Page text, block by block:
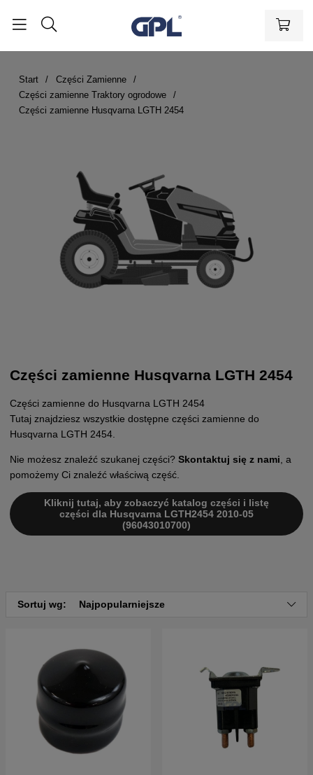
Start
Części Zamienne
Części zamienne Traktory ogrodowe
Części zamienne Husqvarna LGTH 2454
Części zamienne Husqvarna LGTH 2454
Części zamienne do Husqvarna LGTH 2454
Tutaj znajdziesz wszystkie dostępne części zamienne do
Husqvarna LGTH 2454.
Nie możesz znaleźć szukanej części? Skontaktuj się z nami , a
pomożemy Ci znaleźć właściwą część.
Kliknij tutaj, aby zobaczyć katalog części i listę
części dla Husqvarna LGTH2454 2010-05
(96043010700)
Sortuj wg: Najpopularniejsze